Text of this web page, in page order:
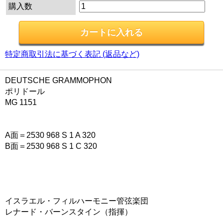
購入数
特定商取引法に基づく表記 (返品など)
DEUTSCHE GRAMMOPHON
ポリドール
MG 1151
A面＝2530 968 S 1 A 320
B面＝2530 968 S 1 C 320
イスラエル・フィルハーモニー管弦楽団
レナード・バーンスタイン（指揮）